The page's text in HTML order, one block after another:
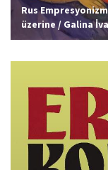
Rus
üzerine / Galina